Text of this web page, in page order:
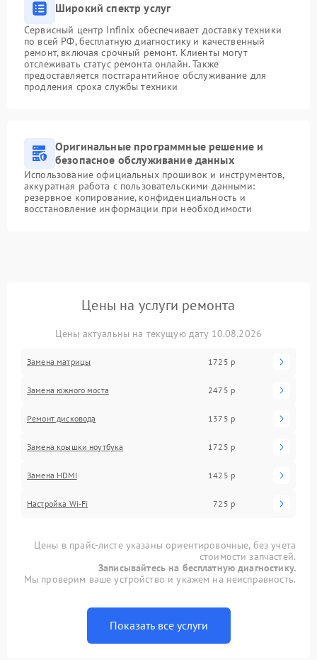
Широкий спектр услуг
Сервисный центр Infinix обеспечивает доставку техники
по всей РФ, бесплатную диагностику и качественный
ремонт, включая срочный ремонт. Клиенты могут
отслеживать статус ремонта онлайн. Также
предоставляется постгарантийное обслуживание для
продления срока службы техники
Оригинальные программные решение и
безопасное обслуживание данных
Использование официальных прошивок и инструментов,
аккуратная работа с пользовательскими данными:
резервное копирование, конфиденциальность и
восстановление информации при необходимости
Цены на услуги ремонта
Цены актуальны на текущую дату 10.08.2026
Замена матрицы 1725 р
Замена южного моста 2475 р
Ремонт дисковода 1375 р
Замена крышки ноутбука 1725 р
Замена HDMI 1425 р
Настройка Wi-Fi 725 р
Цены в прайс-листе указаны ориентировочные, без учета
стоимости запчастей.
Записывайтесь на бесплатную диагностику.
Мы проверим ваше устройство и укажем на неисправность.
Показать все услуги